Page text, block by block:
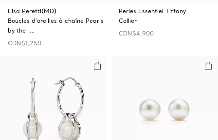
Elsa Peretti(MD)
Boucles d’oreilles à chaîne Pearls
by the …
CDN$1,250
Perles Essentiel Tiffany
Collier
CDN$4,900